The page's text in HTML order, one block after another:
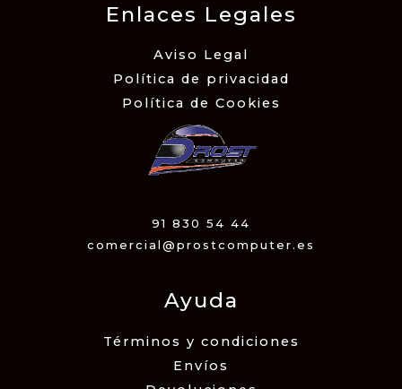
Enlaces Legales
Aviso Legal
Política de privacidad
Política de Cookies
91 830 54 44
comercial@prostcomputer.es
Ayuda
Términos y condiciones
Envíos